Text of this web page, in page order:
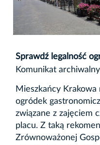
Sprawdź legalność
Komunikat
Mieszkańcy Krakowa
ogródek
związane z zajęciem
placu. Z taką
Zrównoważonej